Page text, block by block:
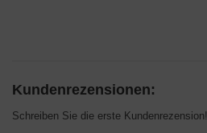
Kundenrezensionen:
Schreiben Sie die erste Kundenrezension!